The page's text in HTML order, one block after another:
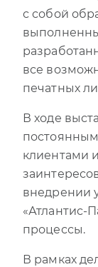
с собой
все
печатных
В ходе
клиентами
внедрении
«Атлантис-
процессы.
В рамках